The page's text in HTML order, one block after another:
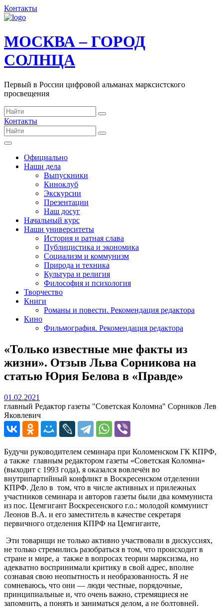
Контакты
МОСКВА – ГОРОД
СОЛНЦА
Первый в России цифровой альманах марксистского
просвещения
Контакты
Официально
Наши дела
Выпускники
Киноклуб
Экскурсии
Презентации
Наш досуг
Начальный курс
Наши университеты
История и ратная слава
Публицистика и экономика
Социализм и коммунизм
Природа и техника
Культура и религия
Философия и психология
Творчество
Книги
Романы и повести. Рекомендация редактора
Кино
Фильмография. Рекомендация редактора
«Только известные мне факты из
жизни». Отзыв Льва Сорникова на
статью Юрия Белова в «Правде»
01.02.2021
главный Редактор газеты "Советская Коломна" Сорников Лев
Яковлевич
Будучи руководителем семинара при Коломенском ГК КПРФ,
а также главным редактором газеты «Советская Коломна»
(выходит с 1993 года), я оказался вовлечён во
внутрипартийный конфликт в Воскресенском отделении
КПРФ. Дело в том, что в числе активных и прилежных
участников семинара и авторов газеты были два коммуниста
из пос. Цемгигант Воскресенского г.о.: молодой коммунист
Леонов В.А. и его заместитель в качестве секретаря
первичного отделения КПРФ на Цемгиганте,
Эти товарищи не только активно участвовали в дискуссиях,
не только стремились разобраться в том, что происходит в
стране и мире, а также в вопросах теории марксизма, но
адекватно воспринимали критику в свой адрес, вполне
сознавая свою неопытность и необразованность. Я не
сомневаюсь, что они — люди честные, порядочные,
принципиальные и, что очень важно, стремящиеся не
запомнить, а понять и заниматься делом, а не болтовней.